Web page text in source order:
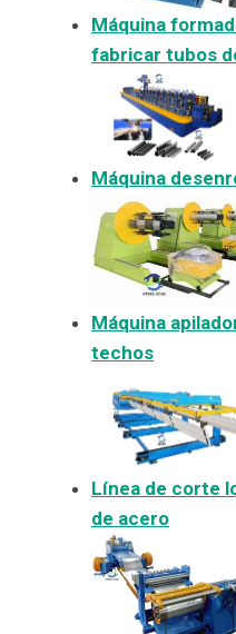
Máquina
fabricar tubos
Máquina
Máquina
techos
Línea de corte
de acero